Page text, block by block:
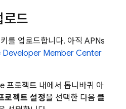
로드
를 업로드합니다. 아직 APNs
Developer Member Center
프로젝트 내에서 톱니바퀴 아
로젝트 설정을 선택한 다음 클